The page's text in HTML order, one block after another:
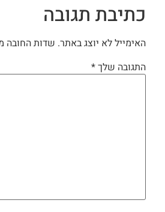
כתיבת תגובה
האימייל לא יוצג באתר. שדות החובה
התגובה שלך*